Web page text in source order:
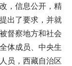
，信息公开，精
出了要求，并就
督察地方和社会
体成员、中央生
员，西藏自治区